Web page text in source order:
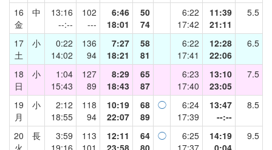
16
金
中
13:16
--:--
102
---
6:46
18:01
50
74
6:22
17:42
11:39
21:11
5.5
17
土
小
0:22
14:02
136
94
7:27
18:21
58
81
6:22
17:41
12:28
22:06
6.5
18
日
小
1:04
15:43
127
89
8:29
18:43
65
87
6:23
17:40
13:10
23:05
7.5
19
月
小
2:12
18:55
118
94
10:19
22:07
68
89
◯
6:24
17:39
13:47
--:--
8.5
20
火
長
3:59
19:16
113
101
12:11
23:58
64
80
◯
6:25
17:37
14:19
0:04
9.5